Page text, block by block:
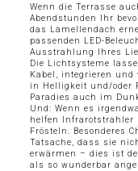
Wenn die Terrasse
Abendstunden Ihr
das Lamellendach
passenden LED-
Ausstrahlung Ihres
Die Lichtsysteme
Kabel, integrieren und
in Helligkeit und/oder
Paradies auch im
Und: Wenn es
helfen Infrarotstrahler
Frösteln. Besonderes
Tatsache, dass sie
erwärmen – dies ist
als so wunderbar